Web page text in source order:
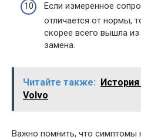
Если измеренное
отличается от нормы,
скорее всего вышла из
замена.
Читайте также:
Volvo
Важно помнить, что симптомы